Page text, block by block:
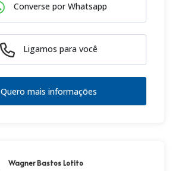
Converse por Whatsapp
Ligamos para você
Quero mais informações
Wagner Bastos Lotito